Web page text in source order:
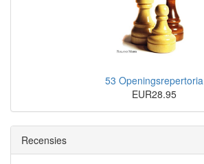
53 Openingsrepertoria
EUR28.95
Recensies